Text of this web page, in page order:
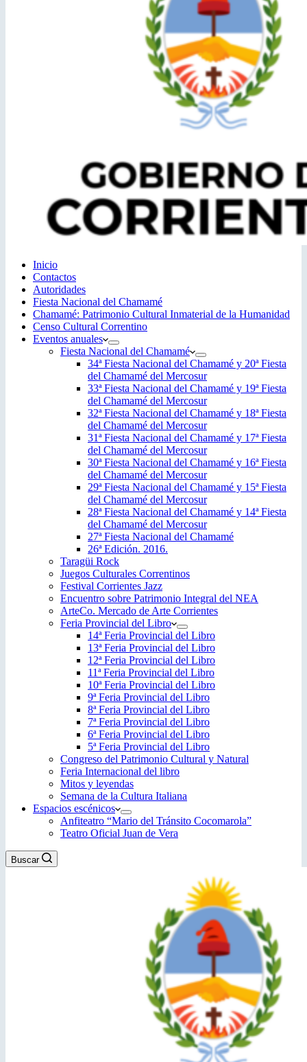
Inicio
Contactos
Autoridades
Fiesta Nacional del Chamamé
Chamamé: Patrimonio Cultural Inmaterial de la Humanidad
Censo Cultural Correntino
Eventos anuales
Fiesta Nacional del Chamamé
34ª Fiesta Nacional del Chamamé y 20ª Fiesta
del Chamamé del Mercosur
33ª Fiesta Nacional del Chamamé y 19ª Fiesta
del Chamamé del Mercosur
32ª Fiesta Nacional del Chamamé y 18ª Fiesta
del Chamamé del Mercosur
31ª Fiesta Nacional del Chamamé y 17ª Fiesta
del Chamamé del Mercosur
30ª Fiesta Nacional del Chamamé y 16ª Fiesta
del Chamamé del Mercosur
29ª Fiesta Nacional del Chamamé y 15ª Fiesta
del Chamamé del Mercosur
28ª Fiesta Nacional del Chamamé y 14ª Fiesta
del Chamamé del Mercosur
27ª Fiesta Nacional del Chamamé
26ª Edición. 2016.
Taragüi Rock
Juegos Culturales Correntinos
Festival Corrientes Jazz
Encuentro sobre Patrimonio Integral del NEA
ArteCo. Mercado de Arte Corrientes
Feria Provincial del Libro
14ª Feria Provincial del Libro
13ª Feria Provincial del Libro
12ª Feria Provincial del Libro
11ª Feria Provincial del Libro
10ª Feria Provincial del Libro
9ª Feria Provincial del Libro
8ª Feria Provincial del Libro
7ª Feria Provincial del Libro
6ª Feria Provincial del Libro
5ª Feria Provincial del Libro
Congreso del Patrimonio Cultural y Natural
Feria Internacional del libro
Mitos y leyendas
Semana de la Cultura Italiana
Espacios escénicos
Anfiteatro “Mario del Tránsito Cocomarola”
Teatro Oficial Juan de Vera
Buscar